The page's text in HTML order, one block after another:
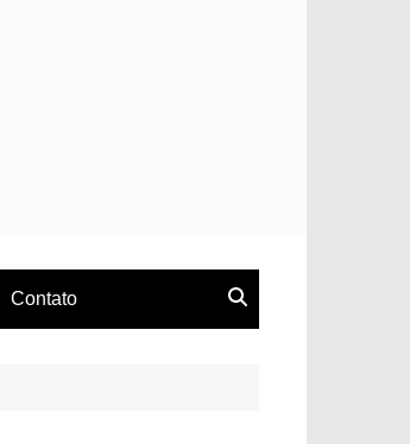
Contato